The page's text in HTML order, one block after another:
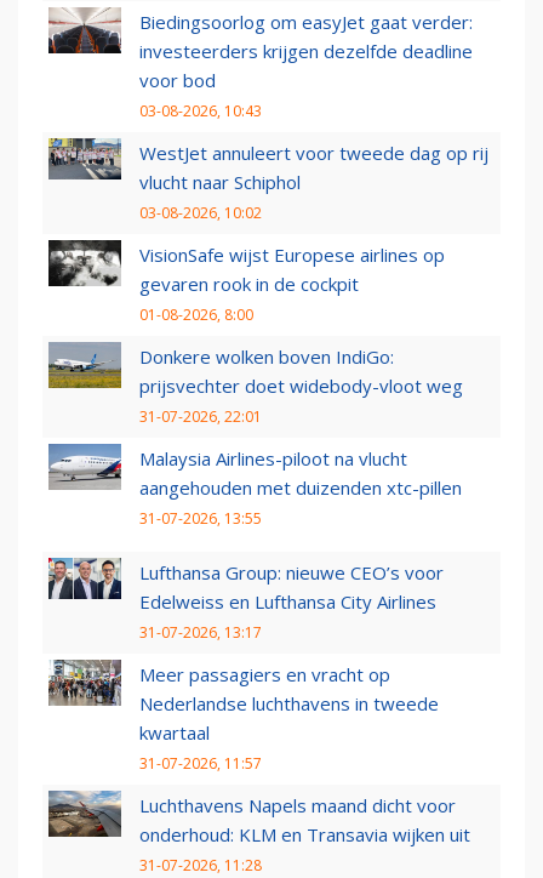
Biedingsoorlog om easyJet gaat verder:
investeerders krijgen dezelfde deadline
voor bod
03-08-2026, 10:43
WestJet annuleert voor tweede dag op rij
vlucht naar Schiphol
03-08-2026, 10:02
VisionSafe wijst Europese airlines op
gevaren rook in de cockpit
01-08-2026, 8:00
Donkere wolken boven IndiGo:
prijsvechter doet widebody-vloot weg
31-07-2026, 22:01
Malaysia Airlines-piloot na vlucht
aangehouden met duizenden xtc-pillen
31-07-2026, 13:55
Lufthansa Group: nieuwe CEO’s voor
Edelweiss en Lufthansa City Airlines
31-07-2026, 13:17
Meer passagiers en vracht op
Nederlandse luchthavens in tweede
kwartaal
31-07-2026, 11:57
Luchthavens Napels maand dicht voor
onderhoud: KLM en Transavia wijken uit
31-07-2026, 11:28